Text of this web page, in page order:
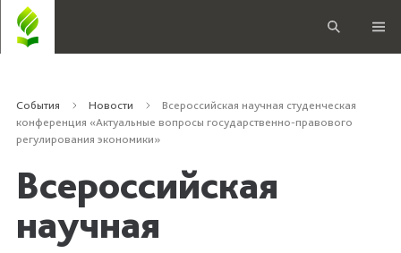
События Новости
Всероссийская научная студенческая
конференция «Актуальные вопросы государственно-правового
регулирования экономики»
Всероссийская
научная